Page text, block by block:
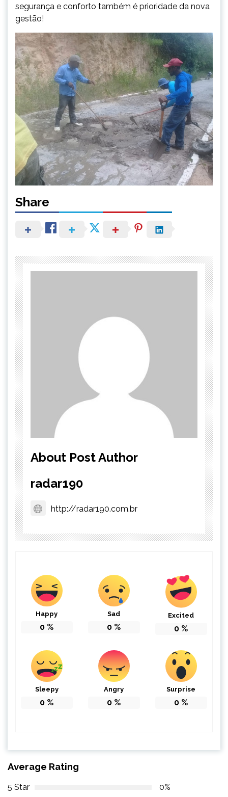
segurança e conforto também é prioridade da nova
gestão!
Share
About Post Author
radar190
http://radar190.com.br
Happy
0 %
Sad
0 %
Excited
0 %
Sleepy
0 %
Angry
0 %
Surprise
0 %
Average Rating
5 Star
0%